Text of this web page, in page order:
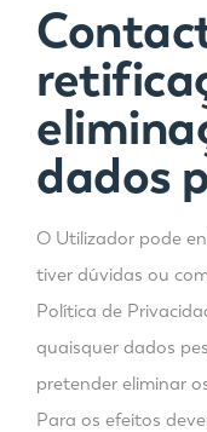
dados
O Utilizador pode
tiver dúvidas ou
Política de
quaisquer dados
pretender eliminar
Para os efeitos